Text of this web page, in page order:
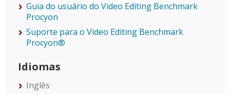
Guia do usuário do Video Editing Benchmark
Procyon
Suporte para o Video Editing Benchmark
Procyon®
Idiomas
Inglês